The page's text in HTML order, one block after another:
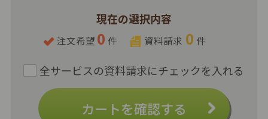
現在の選択内容
注文希望 0 件 資料請求 0 件
カートを確認する